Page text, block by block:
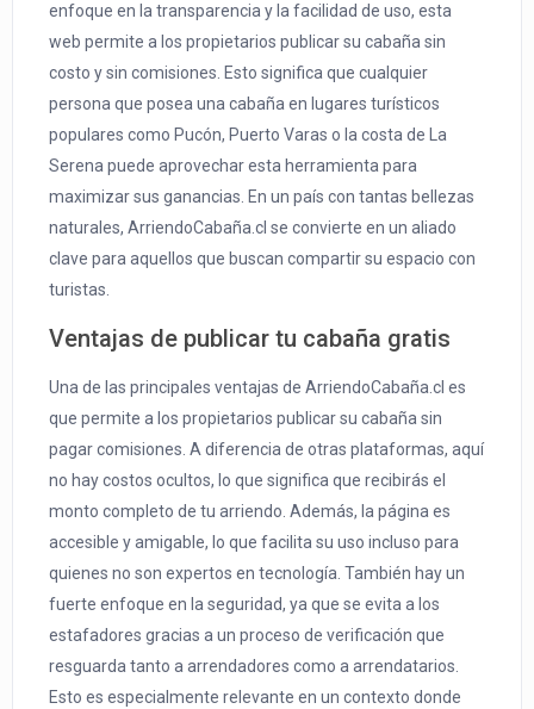
enfoque en la transparencia y la facilidad de uso, esta
web permite a los propietarios publicar su cabaña sin
costo y sin comisiones. Esto significa que cualquier
persona que posea una cabaña en lugares turísticos
populares como Pucón, Puerto Varas o la costa de La
Serena puede aprovechar esta herramienta para
maximizar sus ganancias. En un país con tantas bellezas
naturales, ArriendoCabaña.cl se convierte en un aliado
clave para aquellos que buscan compartir su espacio con
turistas.
Ventajas de publicar tu cabaña gratis
Una de las principales ventajas de ArriendoCabaña.cl es
que permite a los propietarios publicar su cabaña sin
pagar comisiones. A diferencia de otras plataformas, aquí
no hay costos ocultos, lo que significa que recibirás el
monto completo de tu arriendo. Además, la página es
accesible y amigable, lo que facilita su uso incluso para
quienes no son expertos en tecnología. También hay un
fuerte enfoque en la seguridad, ya que se evita a los
estafadores gracias a un proceso de verificación que
resguarda tanto a arrendadores como a arrendatarios.
Esto es especialmente relevante en un contexto donde